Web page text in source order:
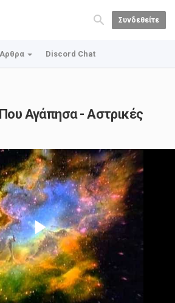
Συνδεθείτε
Αρθρα Discord Chat
Αγάπησα - Αστρικές
Play